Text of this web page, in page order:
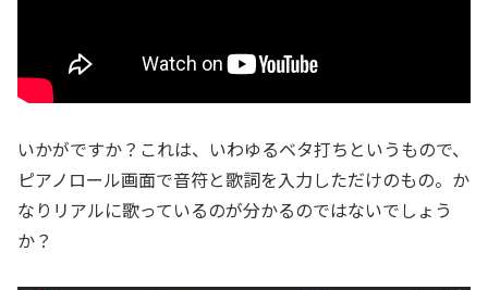
いかがですか？これは、いわゆるベタ打ちというもので、
ピアノロール画面で音符と歌詞を入力しただけのもの。か
なりリアルに歌っているのが分かるのではないでしょう
か？